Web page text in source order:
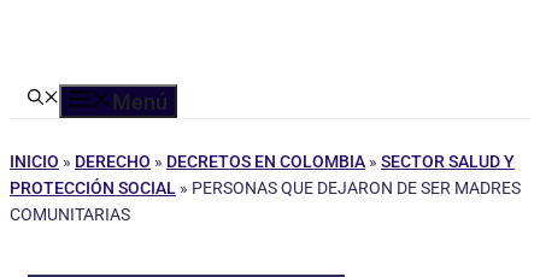
Menú
INICIO » DERECHO » DECRETOS EN COLOMBIA » SECTOR SALUD Y
PROTECCIÓN SOCIAL » PERSONAS QUE DEJARON DE SER MADRES
COMUNITARIAS